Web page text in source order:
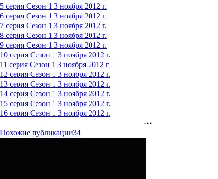
5 серия Сезон 1 3 ноября 2012 г.
6 серия Сезон 1 3 ноября 2012 г.
7 серия Сезон 1 3 ноября 2012 г.
8 серия Сезон 1 3 ноября 2012 г.
9 серия Сезон 1 3 ноября 2012 г.
10 серия Сезон 1 3 ноября 2012 г.
11 серия Сезон 1 3 ноября 2012 г.
12 серия Сезон 1 3 ноября 2012 г.
13 серия Сезон 1 3 ноября 2012 г.
14 серия Сезон 1 3 ноября 2012 г.
15 серия Сезон 1 3 ноября 2012 г.
16 серия Сезон 1 3 ноября 2012 г.
Похожие публикации34